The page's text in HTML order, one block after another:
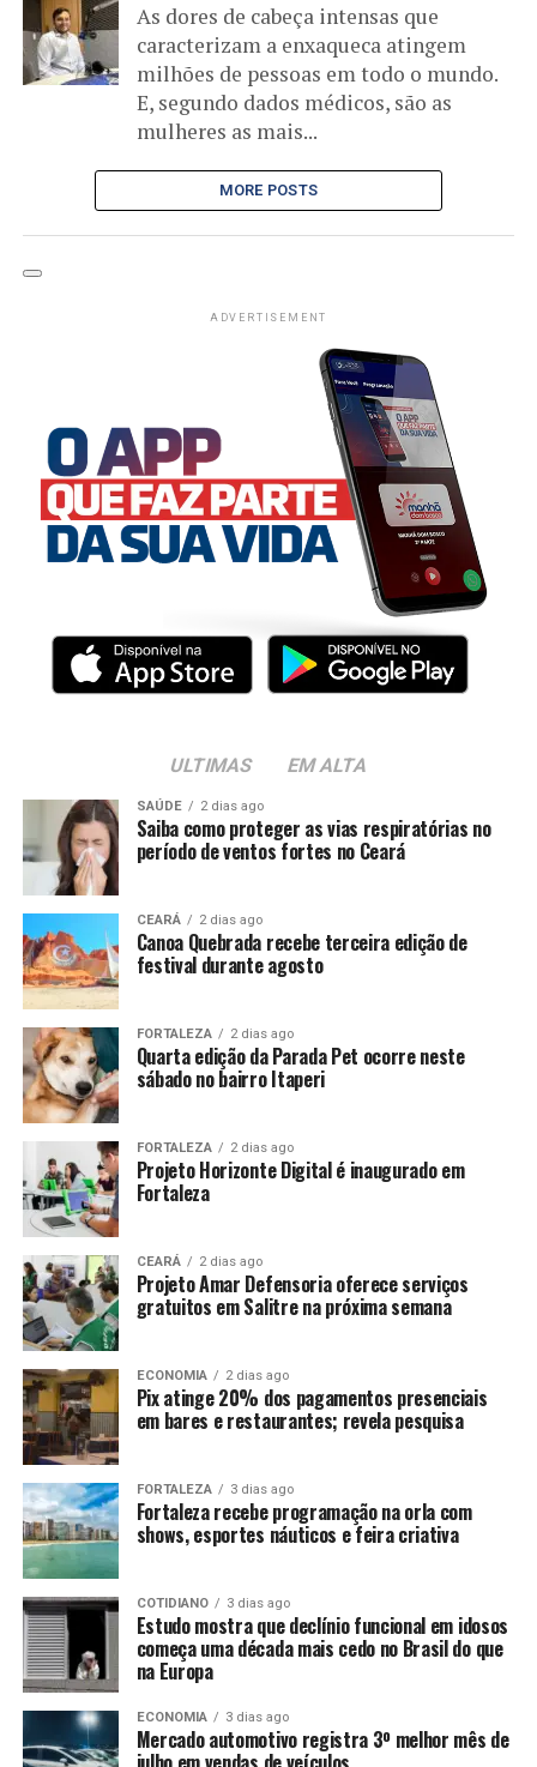
As dores de cabeça intensas que
caracterizam a enxaqueca atingem
milhões de pessoas em todo o mundo.
E, segundo dados médicos, são as
mulheres as mais...
MORE POSTS
ADVERTISEMENT
ULTIMAS EM ALTA
SAÚDE 2 dias ago
Saiba como proteger as vias respiratórias no
período de ventos fortes no Ceará
CEARÁ 2 dias ago
Canoa Quebrada recebe terceira edição de
festival durante agosto
FORTALEZA 2 dias ago
Quarta edição da Parada Pet ocorre neste
sábado no bairro Itaperi
FORTALEZA 2 dias ago
Projeto Horizonte Digital é inaugurado em
Fortaleza
CEARÁ 2 dias ago
Projeto Amar Defensoria oferece serviços
gratuitos em Salitre na próxima semana
ECONOMIA 2 dias ago
Pix atinge 20% dos pagamentos presenciais
em bares e restaurantes; revela pesquisa
FORTALEZA 3 dias ago
Fortaleza recebe programação na orla com
shows, esportes náuticos e feira criativa
COTIDIANO 3 dias ago
Estudo mostra que declínio funcional em idosos
começa uma década mais cedo no Brasil do que
na Europa
ECONOMIA 3 dias ago
Mercado automotivo registra 3º melhor mês de